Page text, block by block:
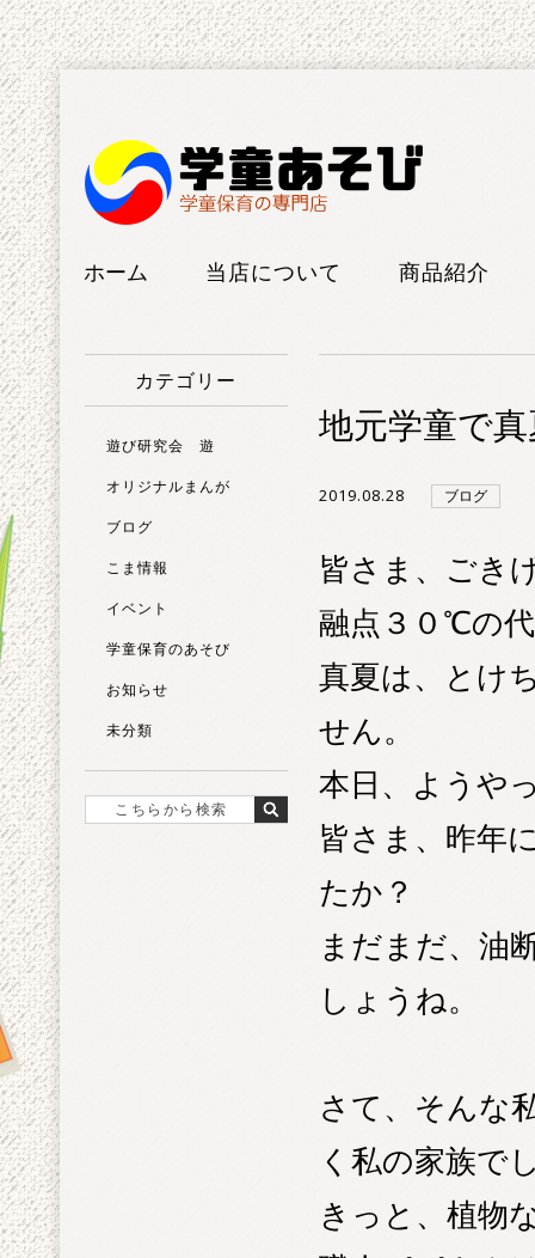
ホーム 当店について
FAQ
商品紹介
ボードゲー
地元学童で
2019.08.28 ブログ
皆さま、ごき
融点３０℃の
真夏は、とけ
せん。
本日、ようや
皆さま、昨年
たか？
まだまだ、油
しょうね。
さて、そんな
く私の家族で
きっと、植物
カテゴリー
遊び研究会 遊
オリジナルまんが
ブログ
こま情報
イベント
学童保育のあそび
お知らせ
未分類